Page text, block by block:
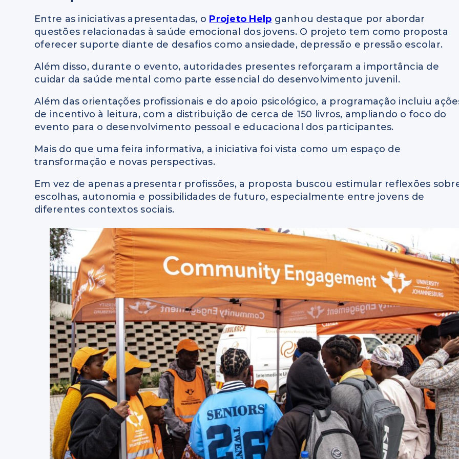
Entre as iniciativas apresentadas, o Projeto Help ganhou destaque por abordar
questões relacionadas à saúde emocional dos jovens. O projeto tem como proposta
oferecer suporte diante de desafios como ansiedade, depressão e pressão escolar.
Além disso, durante o evento, autoridades presentes reforçaram a importância de
cuidar da saúde mental como parte essencial do desenvolvimento juvenil.
Além das orientações profissionais e do apoio psicológico, a programação incluiu
de incentivo à leitura, com a distribuição de cerca de 150 livros, ampliando o foco do
evento para o desenvolvimento pessoal e educacional dos participantes.
Mais do que uma feira informativa, a iniciativa foi vista como um espaço de
transformação e novas perspectivas.
Em vez de apenas apresentar profissões, a proposta buscou estimular reflexões
escolhas, autonomia e possibilidades de futuro, especialmente entre jovens de
diferentes contextos sociais.